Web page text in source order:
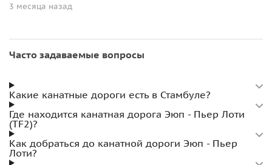
3 месяца назад
Часто задаваемые вопросы
Какие канатные дороги есть в Стамбуле?
Где находится канатная дорога Эюп - Пьер Лоти
(TF2)?
Как добраться до канатной дороги Эюп - Пьер
Лоти?